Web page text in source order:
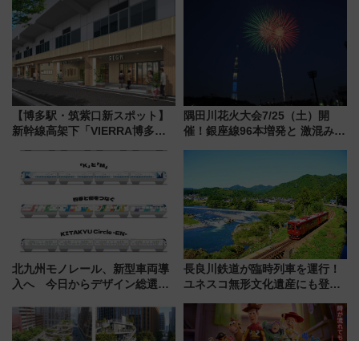
セス
で探る鉄道アクセスの未来
【博多駅・筑紫口新スポット】
新幹線高架下「VIERRA博多テ
など注目の全6店舗 「博多活憩
通り」も一新
隅田川花火大会7/25（土）開
催！銀座線96本増発と 激混みの
北九州モノレール、新型車両導
入へ 今日からデザイン総選挙
長良川鉄道が臨時列車を運行！
ユネスコ無形文化遺産にも登録
に 乗車には予約が必要